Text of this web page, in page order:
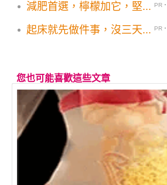
減肥首選，檸檬加它，堅...
PR
起床就先做件事，沒三天... PR
您也可能喜歡這些文章